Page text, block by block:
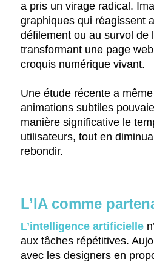
a pris un virage radical.
graphiques qui réagissent
défilement ou au survol de
transformant une page
croquis numérique vivant.
Une étude récente a
animations subtiles
manière significative le
utilisateurs, tout en
rebondir.
L’IA comme
L’intelligence artificielle
aux tâches répétitives.
avec les designers en